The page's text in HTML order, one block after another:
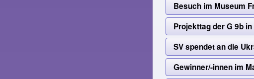
Besuch im Museum
Projekttag der G 9b
SV spendet an die
Gewinner/-innen im